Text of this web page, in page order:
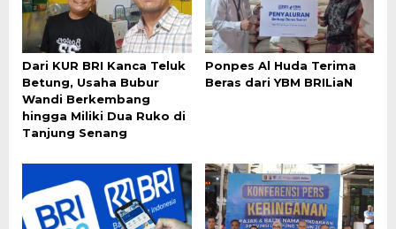
Dari KUR BRI Kanca Teluk
Betung, Usaha Bubur
Wandi Berkembang
hingga Miliki Dua Ruko di
Tanjung Senang
Ponpes Al Huda Terima
Beras dari YBM BRILiaN